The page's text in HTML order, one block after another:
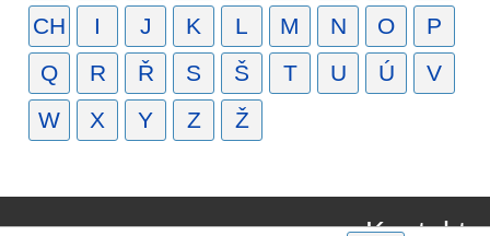
CH
I J K L M N O
P
Q
R Ř S Š T U Ú
V
W
X Y Z Ž